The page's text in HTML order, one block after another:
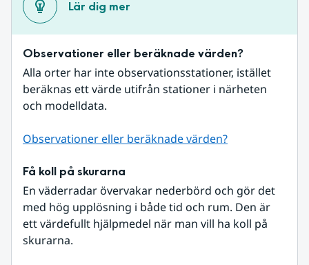
Lär dig mer
Observationer eller beräknade värden?
Alla orter har inte observationsstationer, istället
beräknas ett värde utifrån stationer i närheten
och modelldata.
Observationer eller beräknade värden?
Få koll på skurarna
En väderradar övervakar nederbörd och gör det
med hög upplösning i både tid och rum. Den är
ett värdefullt hjälpmedel när man vill ha koll på
skurarna.